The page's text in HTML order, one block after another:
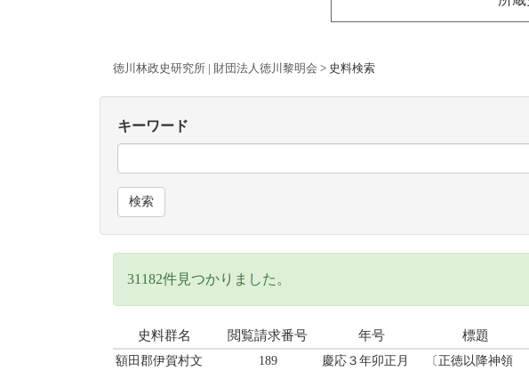
徳川林政史研究所 | 財団法人徳川黎明会 > 史料検索
キーワード
検索
31182件見つかりました。
史料群名 閲覧請求番号 年号 標題
額田郡伊賀村文
189 慶応３年卯正月
〔正徳以降神領